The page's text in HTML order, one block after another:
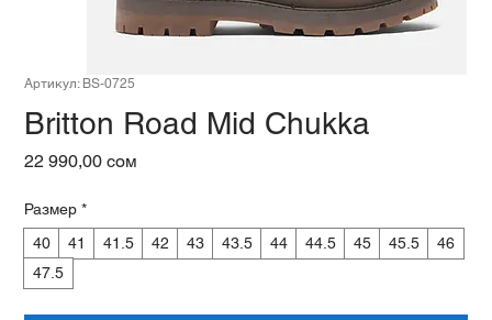
Артикул: BS-0725
Britton Road Mid Chukka
22 990,00 сом
Размер *
40
41 41.5 42 43 43.5 44 44.5 45 45.5
46
47.5